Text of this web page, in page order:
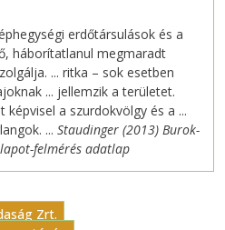
erdőtársulások és a
háborítatlanul megmaradt
... ritka – sok esetben
... jellemzik a területet.
a szurdokvölgy és a ...
... Staudinger (2013) Burok-
felmérés adatlap
Zrt.